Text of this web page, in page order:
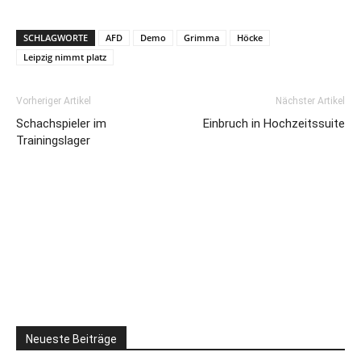
SCHLAGWORTE AFD Demo Grimma
Höcke
Leipzig nimmt platz
Vorheriger Artikel
Schachspieler im
Trainingslager
Nächster Artikel
Einbruch in Hochzeitssuite
Neueste Beiträge